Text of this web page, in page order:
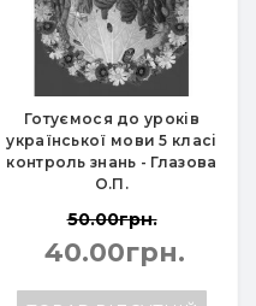
Готуємося до уроків
української мови 5 класі
контроль знань - Глазова
О.П.
50.00грн.
40.00грн.